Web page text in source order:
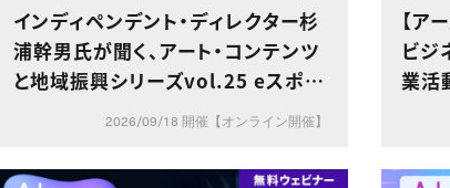
インディペンデント・ディレクター杉
浦幹男氏が聞く、アート・コンテンツ
と地域振興シリーズvol.25 eスポー
ツによる地方創生～多様な領域での
性～
2026/09/18 開催【オンライン開催】
【ア
ビジ
業活
会